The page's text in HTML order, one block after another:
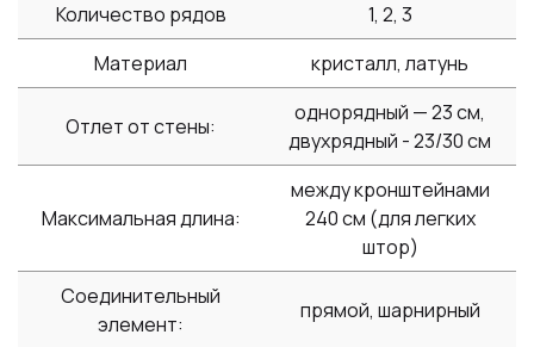
Количество рядов
1, 2, 3
Материал
кристалл, латунь
Отлет от стены:
однорядный — 23 см,
двухрядный - 23/30 см
Максимальная длина:
между кронштейнами
240 см (для легких
штор)
Соединительный
элемент:
прямой, шарнирный